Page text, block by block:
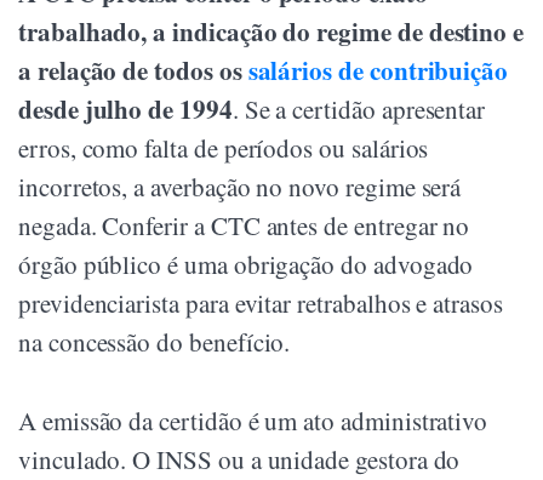
trabalhado, a indicação do regime de destino e
a relação de todos ossalários de contribuição
desde julho de 1994. Se a certidão apresentar
erros, como falta de períodos ou salários
incorretos, a averbação no novo regime será
negada. Conferir a CTC antes de entregar no
órgão público é uma obrigação do advogado
previdenciarista para evitar retrabalhos e atrasos
na concessão do benefício.
A emissão da certidão é um ato administrativo
vinculado. O INSS ou a unidade gestora do